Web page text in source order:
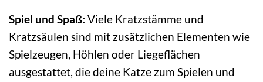
Spiel und Spaß: Viele Kratzstämme und
Kratzsäulen sind mit zusätzlichen Elementen wie
Spielzeugen, Höhlen oder Liegeflächen
ausgestattet, die deine Katze zum Spielen und